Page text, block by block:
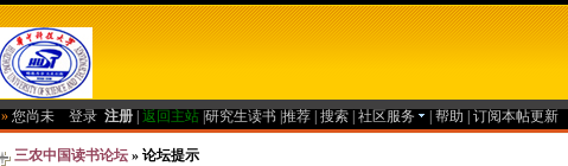
» 您尚未 登录 注册 返回主站 研究生读书 推荐 搜索 社区服务 帮助 订阅本帖更新
三农中国读书论坛 » 论坛提示